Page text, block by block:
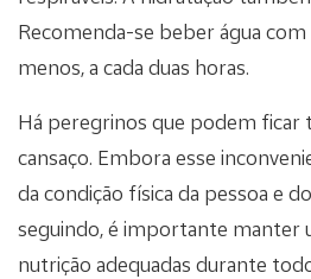
Recomenda-se beber água
menos, a cada duas horas.
Há peregrinos que podem ficar
cansaço. Embora esse
da condição física da pessoa e
seguindo, é importante manter
nutrição adequadas durante